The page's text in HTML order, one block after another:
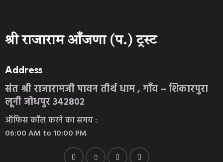
श्री राजाराम आँजणा (प.) ट्रस्ट
Address
संत श्री राजारामजी पावन तीर्थ धाम , गाँव – शिकारपुरा
लूनी जोधपुर 342802
ऑफिस कॉल करने का समय :
06:00 AM to 10:00 PM